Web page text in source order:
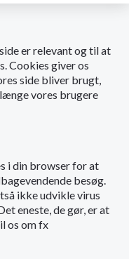
er relevant og til at
Cookies giver os
side bliver brugt,
vores brugere
i din browser for at
besøg.
ikke udvikle virus
eneste, de gør, er at
os om fx